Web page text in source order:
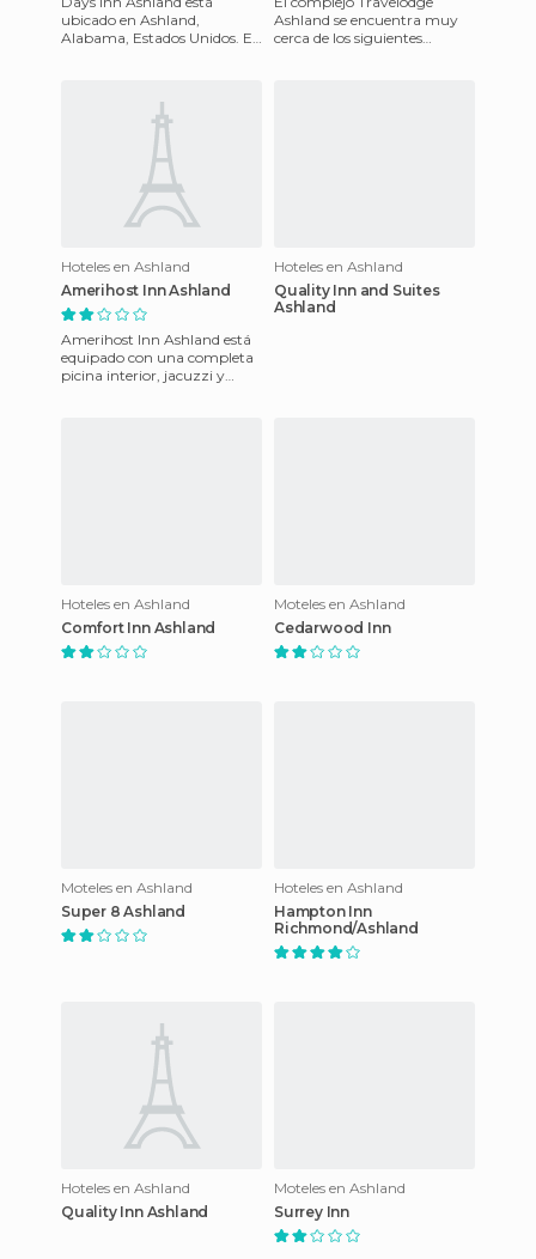
ubicado en Ashland,
Alabama, Estados Unidos. En
Ashland se encuentra muy
cerca de los siguientes
Hoteles en Ashland
Amerihost Inn Ashland
Amerihost Inn Ashland está
equipado con una completa
picina interior, jacuzzi y
Hoteles en Ashland
Quality Inn and Suites
Ashland
Hoteles en Ashland
Comfort Inn Ashland
Moteles en Ashland
Cedarwood Inn
Moteles en Ashland
Super 8 Ashland
Hoteles en Ashland
Hampton Inn
Richmond/Ashland
Hoteles en Ashland
Quality Inn Ashland
Moteles en Ashland
Surrey Inn